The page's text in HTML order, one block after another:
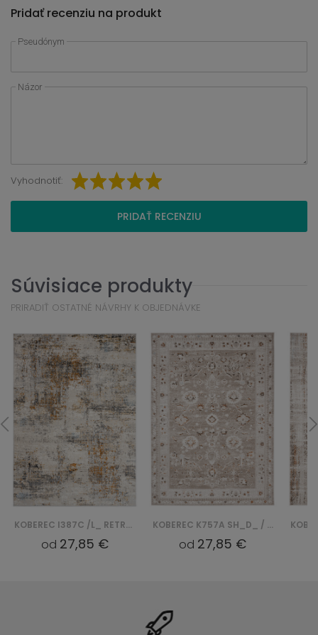
Pridať recenziu na produkt
Pseudónym
Názor
Vyhodnotiť:
PRIDAŤ RECENZIU
Súvisiace produkty
PRIRADIŤ OSTATNÉ NÁVRHY K OBJEDNÁVKE
KOBEREC I387C /L_ RETRO - NIEBIESKI, BIAŁY
od 27,85 €
KOBEREC K757A SH_D_ / RETRO - BEŻOWY, BIAŁY
od 27,85 €